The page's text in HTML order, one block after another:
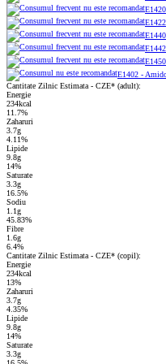
E1402 -
Cantitate Zilnic Estimata - CZE* (adult):
Energie
234kcal
11.7%
Zaharuri
3.7g
4.11%
Lipide
9.8g
14%
Saturate
3.3g
16.5%
Sodiu
1.1g
45.83%
Fibre
1.6g
6.4%
Cantitate Zilnic Estimata - CZE* (copil):
Energie
234kcal
13%
Zaharuri
3.7g
4.35%
Lipide
9.8g
14%
Saturate
3.3g